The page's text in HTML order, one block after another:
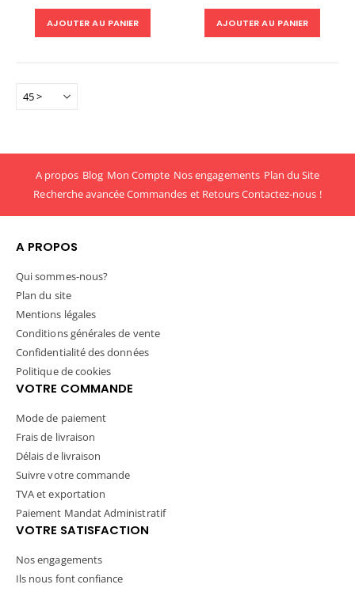
AJOUTER AU PANIER AJOUTER AU PANIER
A propos Blog Mon Compte Nos engagements Plan du Site
Recherche avancéeCommandes et RetoursContactez-nous !
A PROPOS
Qui sommes-nous?
Plan du site
Mentions légales
Conditions générales de vente
Confidentialité des données
Politique de cookies
VOTRE COMMANDE
Mode de paiement
Frais de livraison
Délais de livraison
Suivre votre commande
TVA et exportation
Paiement Mandat Administratif
VOTRE SATISFACTION
Nos engagements
Ils nous font confiance